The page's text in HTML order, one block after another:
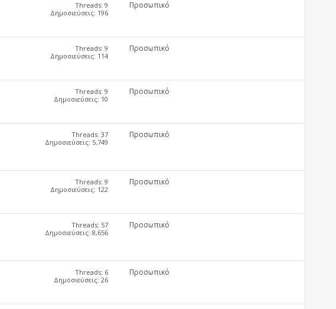
Threads: 9
Δημοσιεύσεις: 196
Προσωπικό
Threads: 9
Δημοσιεύσεις: 114
Προσωπικό
Threads: 9
Δημοσιεύσεις: 10
Προσωπικό
Threads: 37
Δημοσιεύσεις: 5,749
Προσωπικό
Threads: 9
Δημοσιεύσεις: 122
Προσωπικό
Threads: 57
Δημοσιεύσεις: 8,656
Προσωπικό
Threads: 6
Δημοσιεύσεις: 26
Προσωπικό